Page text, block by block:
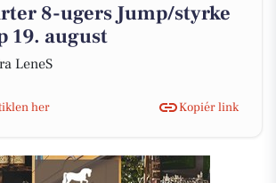
8-ugers Jump/styrke
19. august
LeneS
her Kopiér link